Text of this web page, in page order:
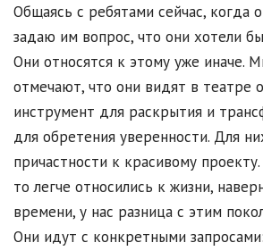
Общаясь с ребятами сейчас, когда
задаю им вопрос, что они хотели
Они относятся к этому уже иначе.
отмечают, что они видят в театре
инструмент для раскрытия и
для обретения уверенности. Для
причастности к красивому
то легче относились к жизни,
времени, у нас разница с этим
Они идут с конкретными